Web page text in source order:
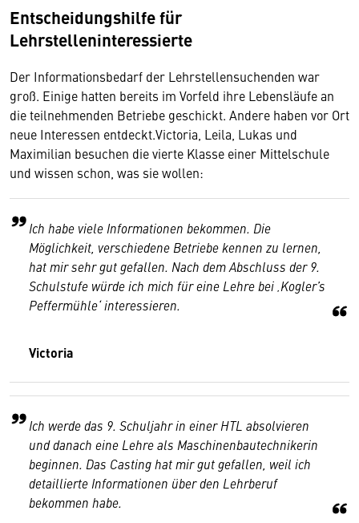
Entscheidungshilfe für
Lehrstelleninteressierte
Der Informationsbedarf der Lehrstellensuchenden war
groß. Einige hatten bereits im Vorfeld ihre Lebensläufe an
die teilnehmenden Betriebe geschickt. Andere haben vor Ort
neue Interessen entdeckt.Victoria, Leila, Lukas und
Maximilian besuchen die vierte Klasse einer Mittelschule
und wissen schon, was sie wollen:
Ich habe viele Informationen bekommen. Die
Möglichkeit, verschiedene Betriebe kennen zu lernen,
hat mir sehr gut gefallen. Nach dem Abschluss der 9.
Schulstufe würde ich mich für eine Lehre bei ‚Kogler’s
Peffermühle‘ interessieren.
Victoria
Ich werde das 9. Schuljahr in einer HTL absolvieren
und danach eine Lehre als Maschinenbautechnikerin
beginnen. Das Casting hat mir gut gefallen, weil ich
detaillierte Informationen über den Lehrberuf
bekommen habe.